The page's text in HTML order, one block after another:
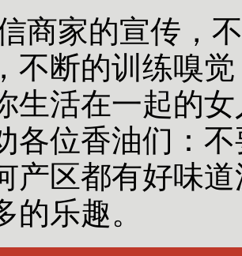
家的宣传，不
不断的训练嗅
生活在一起的
各位香油们：
产区都有好味
的乐趣。